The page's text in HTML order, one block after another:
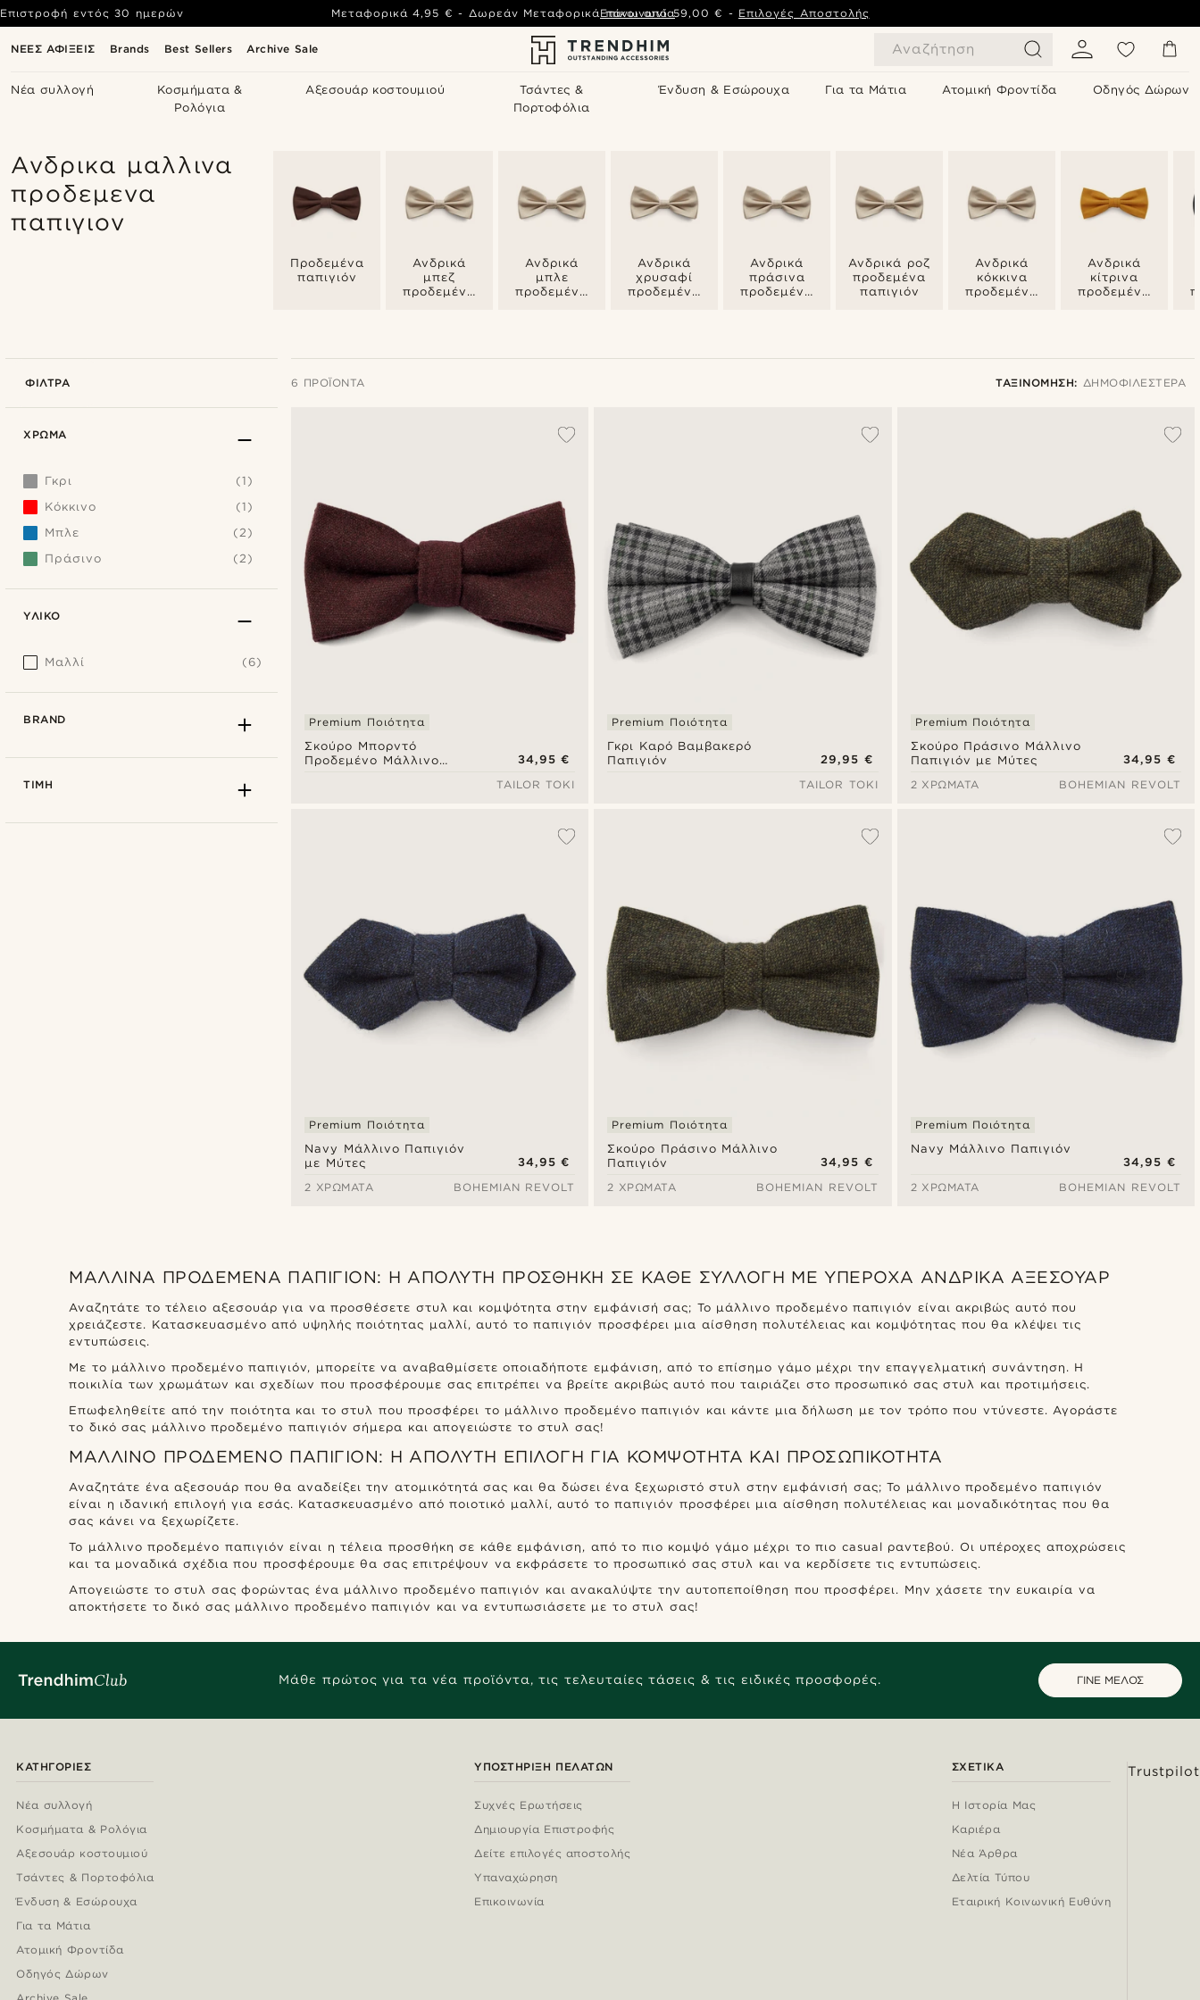
ΝΕΕΣ ΑΦΙΞΕΙΣ Brands Best Sellers Archive Sale Αναζήτηση
Νέα συλλογή
Κοσμήματα &
Ρολόγια
Αξεσουάρ κοστουμιού
Τσάντες &
Πορτοφόλια
Ένδυση & Εσώρουχα Για τα Μάτια Ατομική Φροντίδα Οδηγός Δώρων
Επιστροφή εντός 30 ημερών Μεταφορικά 4,95 € - Δωρεάν Μεταφορικά πάνω από59,00 € - Επιλογές Αποστολής
Επικοινωνία
Ανδρικα μαλλινα
προδεμενα
παπιγιον
Προδεμένα
παπιγιόν
Ανδρικά
μπεζ
προδεμένα
Ανδρικά
μπλε
προδεμένα
Ανδρικά
χρυσαφί
προδεμένα
Ανδρικά
πράσινα
προδεμένα
Ανδρικά ροζ
προδεμένα
παπιγιόν
Ανδρικά
κόκκινα
προδεμένα
Ανδρικά
κίτρινα
προδεμένα
ΦΊΛΤΡΑ 6 ΠΡΟΪΌΝΤΑ ΤΑΞΙΝΌΜΗΣΗ: ΔΗΜΟΦΙΛΈΣΤΕΡΑ
Σκούρο Μπορντό
Προδεμένο Μάλλινο
Premium Ποιότητα
34,95 €
TAILOR TOKI
Γκρι Καρό Βαμβακερό
Παπιγιόν
Premium Ποιότητα
29,95 €
TAILOR TOKI
Σκούρο Πράσινο Μάλλινο
Παπιγιόν με Μύτες
Premium Ποιότητα
34,95 €
2 ΧΡΏΜΑΤΑ
BOHEMIAN REVOLT
Navy Μάλλινο Παπιγιόν
με Μύτες
Premium Ποιότητα
34,95 €
2 ΧΡΏΜΑΤΑ
BOHEMIAN REVOLT
Σκούρο Πράσινο Μάλλινο
Παπιγιόν
Premium Ποιότητα
34,95 €
2 ΧΡΏΜΑΤΑ
BOHEMIAN REVOLT
Navy Μάλλινο Παπιγιόν
Premium Ποιότητα
34,95 €
2 ΧΡΏΜΑΤΑ
BOHEMIAN REVOLT
ΧΡΏΜΑ
Γκρι
(1)
Κόκκινο
(1)
Μπλε
(2)
Πράσινο
(2)
ΥΛΙΚΌ
Μαλλί (6)
BRAND
ΤΙΜΉ
ΜΆΛΛΙΝΑ ΠΡΟΔΕΜΈΝΑ ΠΑΠΙΓΙΌΝ: Η ΑΠΌΛΥΤΗ ΠΡΟΣΘΉΚΗ ΣΕ ΚΆΘΕ ΣΥΛΛΟΓΉ ΜΕ ΥΠΈΡΟΧΑ ΑΝΔΡΙΚΆ ΑΞΕΣΟΥΆΡ
Αναζητάτε το τέλειο αξεσουάρ για να προσθέσετε στυλ και κομψότητα στην εμφάνισή σας; Το μάλλινο προδεμένο παπιγιόν είναι ακριβώς αυτό που
χρειάζεστε. Κατασκευασμένο από υψηλής ποιότητας μαλλί, αυτό το παπιγιόν προσφέρει μια αίσθηση πολυτέλειας και κομψότητας που θα κλέψει τις
εντυπώσεις.
Με το μάλλινο προδεμένο παπιγιόν, μπορείτε να αναβαθμίσετε οποιαδήποτε εμφάνιση, από το επίσημο γάμο μέχρι την επαγγελματική συνάντηση. Η
ποικιλία των χρωμάτων και σχεδίων που προσφέρουμε σας επιτρέπει να βρείτε ακριβώς αυτό που ταιριάζει στο προσωπικό σας στυλ και προτιμήσεις.
Επωφεληθείτε από την ποιότητα και το στυλ που προσφέρει το μάλλινο προδεμένο παπιγιόν και κάντε μια δήλωση με τον τρόπο που ντύνεστε. Αγοράστε
το δικό σας μάλλινο προδεμένο παπιγιόν σήμερα και απογειώστε το στυλ σας!
ΜΆΛΛΙΝΟ ΠΡΟΔΕΜΈΝΟ ΠΑΠΙΓΙΌΝ: Η ΑΠΌΛΥΤΗ ΕΠΙΛΟΓΉ ΓΙΑ ΚΟΜΨΌΤΗΤΑ ΚΑΙ ΠΡΟΣΩΠΙΚΌΤΗΤΑ
Αναζητάτε ένα αξεσουάρ που θα αναδείξει την ατομικότητά σας και θα δώσει ένα ξεχωριστό στυλ στην εμφάνισή σας; Το μάλλινο προδεμένο παπιγιόν
είναι η ιδανική επιλογή για εσάς. Κατασκευασμένο από ποιοτικό μαλλί, αυτό το παπιγιόν προσφέρει μια αίσθηση πολυτέλειας και μοναδικότητας που θα
σας κάνει να ξεχωρίζετε.
Το μάλλινο προδεμένο παπιγιόν είναι η τέλεια προσθήκη σε κάθε εμφάνιση, από το πιο κομψό γάμο μέχρι το πιο casual ραντεβού. Οι υπέροχες αποχρώσεις
και τα μοναδικά σχέδια που προσφέρουμε θα σας επιτρέψουν να εκφράσετε το προσωπικό σας στυλ και να κερδίσετε τις εντυπώσεις.
Απογειώστε το στυλ σας φορώντας ένα μάλλινο προδεμένο παπιγιόν και ανακαλύψτε την αυτοπεποίθηση που προσφέρει. Μην χάσετε την ευκαιρία να
αποκτήσετε το δικό σας μάλλινο προδεμένο παπιγιόν και να εντυπωσιάσετε με το στυλ σας!
Μάθε πρώτος για τα νέα προϊόντα, τις τελευταίες τάσεις & τις ειδικές προσφορές. ΓΙΝΕ ΜΕΛΟΣ
ΚΑΤΗΓΟΡΊΕΣ
Νέα συλλογή
Κοσμήματα & Ρολόγια
Αξεσουάρ κοστουμιού
Τσάντες & Πορτοφόλια
Ένδυση & Εσώρουχα
Για τα Μάτια
Ατομική Φροντίδα
Οδηγός Δώρων
ΥΠΟΣΤΉΡΙΞΗ ΠΕΛΑΤΏΝ
Συχνές Ερωτήσεις
Δημιουργία Επιστροφής
Δείτε επιλογές αποστολής
Υπαναχώρηση
Επικοινωνία
ΣΧΕΤΙΚΆ
Η Ιστορία Μας
Καριέρα
Νέα Άρθρα
Δελτία Τύπου
Εταιρική Κοινωνική Ευθύνη
Trustpilot